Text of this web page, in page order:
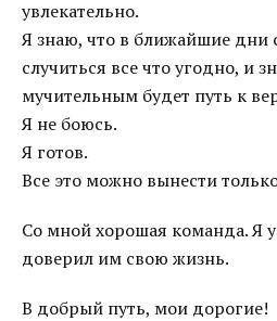
увлекательно.
Я знаю, что в ближайшие дни
случиться все что угодно, и
мучительным будет путь к
Я не боюсь.
Я готов.
Все это можно вынести
Со мной хорошая команда. Я
доверил им свою жизнь.
В добрый путь, мои дорогие!